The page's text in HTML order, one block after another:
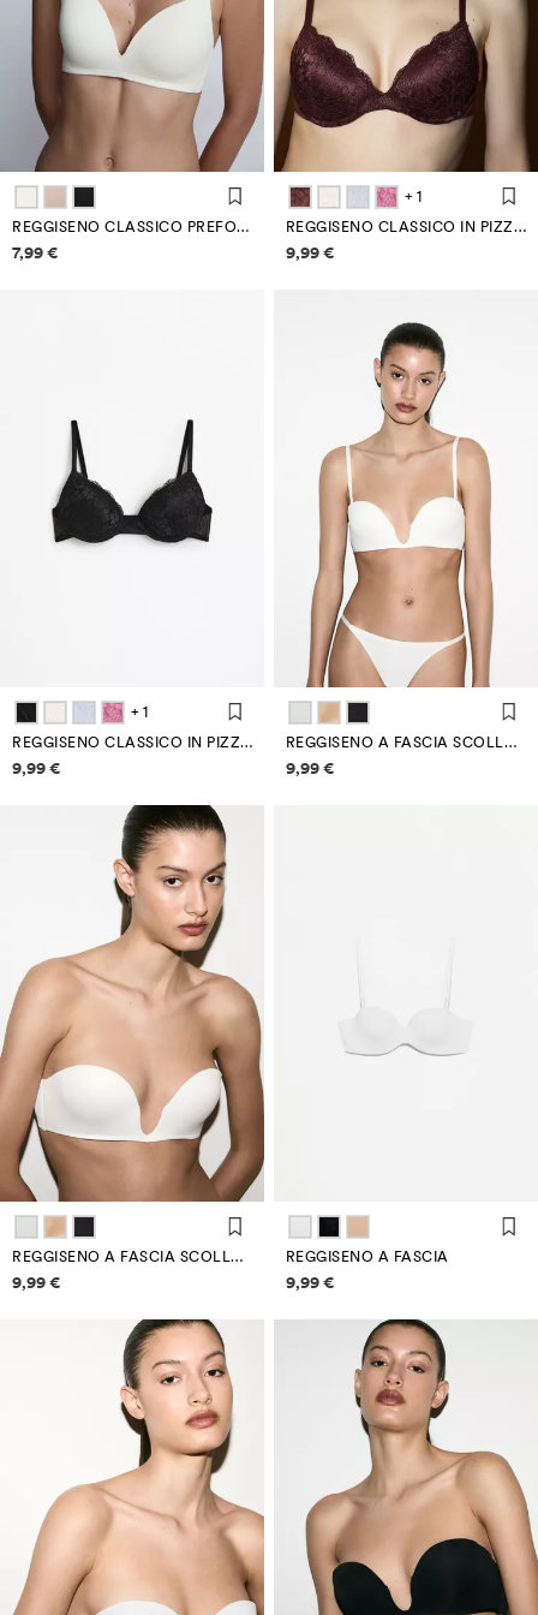
REGGISENO CLASSICO PREFORMATO MICROFIBRA
Informazioni sui prezzi
7,99 €
+ 1
REGGISENO CLASSICO IN PIZZO
Informazioni sui prezzi
9,99 €
+ 1
REGGISENO CLASSICO IN PIZZO
Informazioni sui prezzi
9,99 €
REGGISENO A FASCIA SCOLLATURA PROFONDA
Informazioni sui prezzi
9,99 €
REGGISENO A FASCIA SCOLLATURA PROFONDA
Informazioni sui prezzi
9,99 €
REGGISENO A FASCIA
Informazioni sui prezzi
9,99 €